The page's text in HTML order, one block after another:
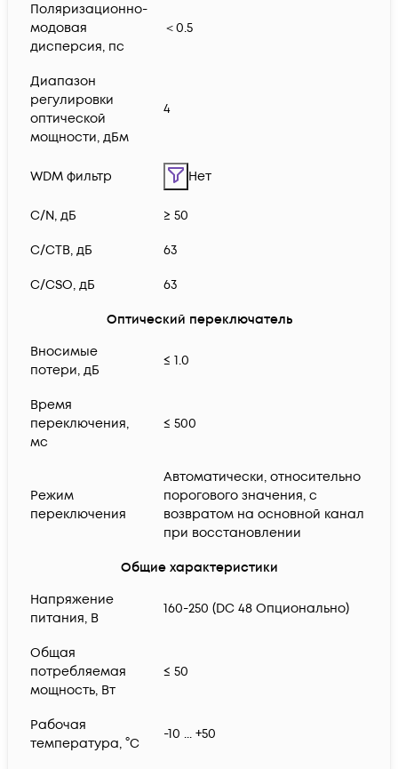
Поляризационно-
модовая
дисперсия, пс
＜0.5
Диапазон
регулировки
оптической
мощности, дБм
4
WDM фильтр Нет
C/N, дБ ≥ 50
C/CTB, дБ 63
C/CSO, дБ 63
Оптический переключатель
Вносимые
потери, дБ
≤ 1.0
Время
переключения,
мс
≤ 500
Режим
переключения
Автоматически, относительно
порогового значения, с
возвратом на основной канал
при восстановлении
Общие характеристики
Напряжение
питания, В
160-250 (DC 48 Опционально)
Общая
потребляемая
мощность, Вт
≤ 50
Рабочая
температура, °С
-10 ... +50